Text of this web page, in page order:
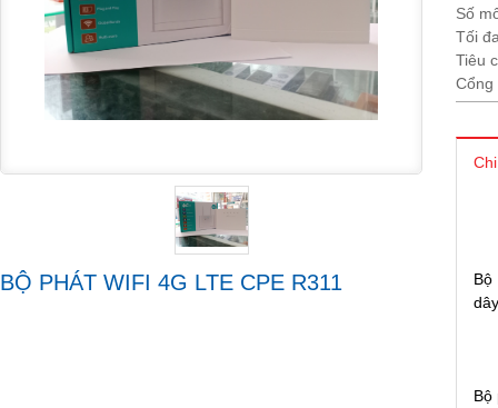
BỘ PHÁT WIFI 4G LTE CPE R311
Số
Tối
Tiêu
Bộ
Bộ